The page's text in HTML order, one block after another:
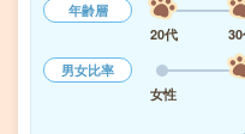
年齢層
20代
男女比率
女性